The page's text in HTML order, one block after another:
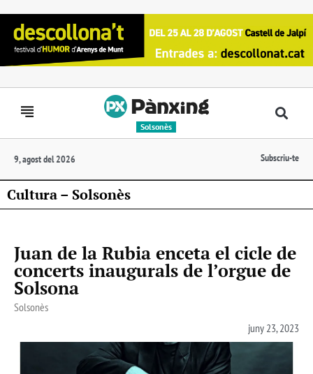
Solsonès
9, agost del 2026 Subscriu-te
Cultura – Solsonès
Juan de la Rubia enceta el cicle de
concerts inaugurals de l’orgue de
Solsona
Solsonès
juny 23, 2023